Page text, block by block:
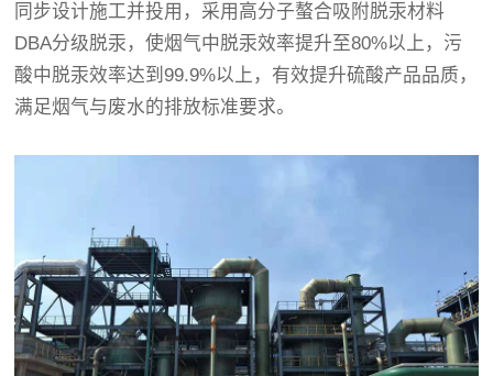
同步设计施工并投用，采用高分子螯合吸附脱汞材料
DBA分级脱汞，使烟气中脱汞效率提升至80%以上，污
酸中脱汞效率达到99.9%以上，有效提升硫酸产品品质，
满足烟气与废水的排放标准要求。